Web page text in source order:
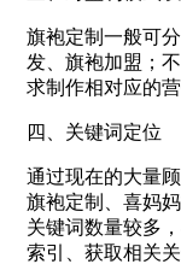
旗袍定制一般可
发、旗袍加盟；
求制作相对应的营
四、关键词定位
通过现在的大量
旗袍定制、喜妈
关键词数量较多
索引、获取相关关